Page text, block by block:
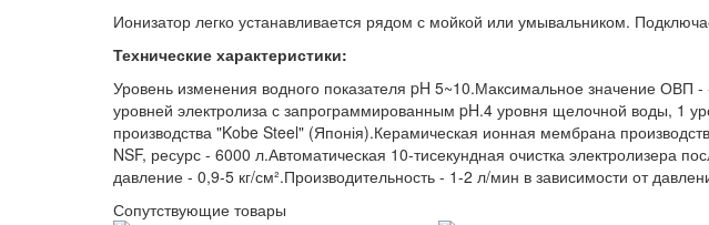
Ионизатор легко устанавливается рядом с мойкой или умывальником.
Технические характеристики:
Уровень изменения водного показателя pH 5~10.Максимальное значение
уровней электролиза с запрограммированным pH.4 уровня щелочной воды, 1
производства "Kobe Steel" (Японія).Керамическая ионная мембрана
NSF, ресурс - 6000 л.Автоматическая 10-тисекундная очистка электролизера
давление - 0,9-5 кг/см².Производительность - 1-2 л/мин в зависимости от
Сопутствующие товары